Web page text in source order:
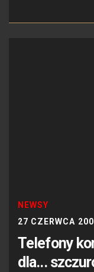
NEWSY
27 CZERWCA
Telefony
dla...